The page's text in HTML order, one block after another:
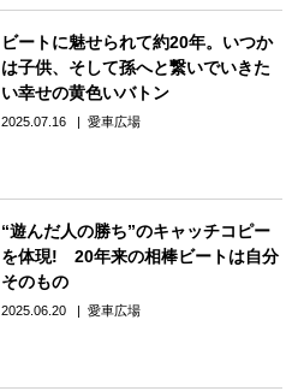
ビートに魅せられて約20年。いつか
は子供、そして孫へと繋いでいきた
い幸せの黄色いバトン
2025.07.16 愛車広場
“遊んだ人の勝ち”のキャッチコピー
を体現! 20年来の相棒ビートは自分
そのもの
2025.06.20 愛車広場